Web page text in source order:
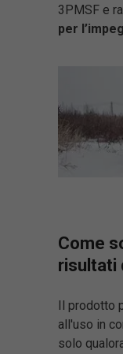
3PMSF e
per
Come
risultati
Il
all'uso in
solo